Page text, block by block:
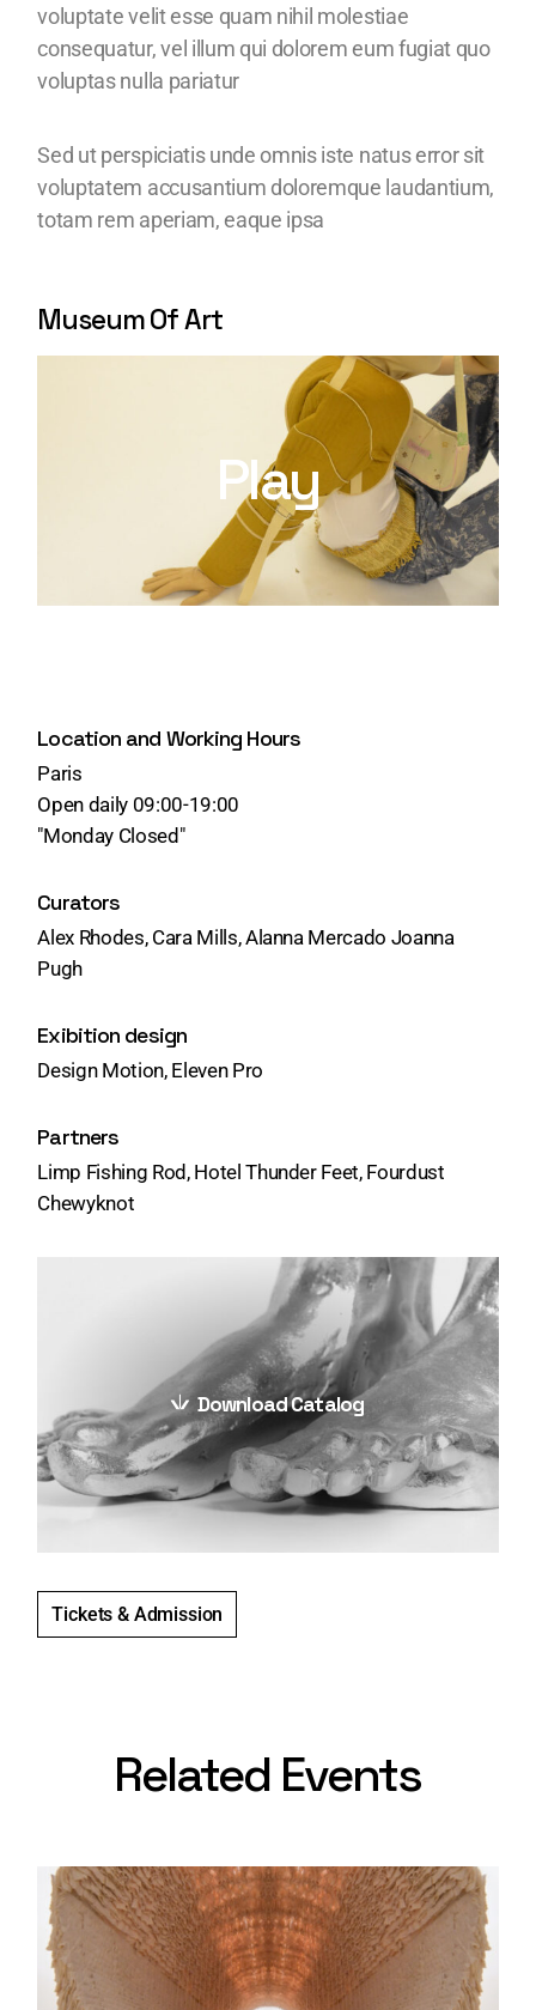
Location and Working Hours
Paris
Open daily 09:00-19:00
"Monday Closed"
Curators
Alex Rhodes, Cara Mills, Alanna Mercado Joanna
Pugh
Exibition design
Design Motion, Eleven Pro
Partners
Limp Fishing Rod, Hotel Thunder Feet, Fourdust
Chewyknot
Download Catalog
Tickets & Admission
voluptate velit esse quam nihil molestiae
consequatur, vel illum qui dolorem eum fugiat quo
voluptas nulla pariatur
Sed ut perspiciatis unde omnis iste natus error sit
voluptatem accusantium doloremque laudantium,
totam rem aperiam, eaque ipsa
Museum Of Art
Play
Related Events